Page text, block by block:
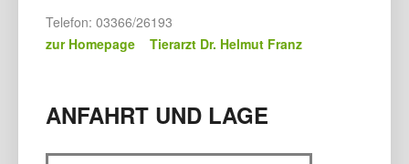
Telefon: 03366/26193
zur Homepage Tierarzt Dr. Helmut Franz
ANFAHRT UND LAGE